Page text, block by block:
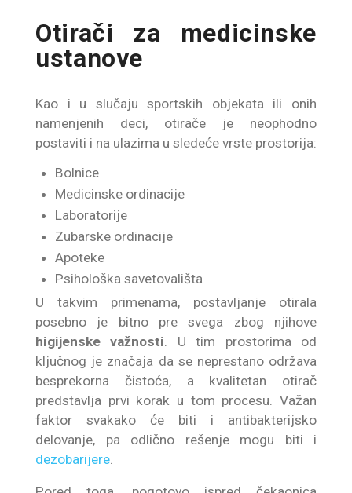
Otirači za medicinske
ustanove
Kao i u slučaju sportskih objekata ili onih
namenjenih deci, otirače je neophodno
postaviti i na ulazima u sledeće vrste prostorija:
Bolnice
Medicinske ordinacije
Laboratorije
Zubarske ordinacije
Apoteke
Psihološka savetovališta
U takvim primenama, postavljanje otirala
posebno je bitno pre svega zbog njihove
higijenske važnosti. U tim prostorima od
ključnog je značaja da se neprestano održava
besprekorna čistoća, a kvalitetan otirač
predstavlja prvi korak u tom procesu. Važan
faktor svakako će biti i antibakterijsko
delovanje, pa odlično rešenje mogu biti i
dezobarijere.